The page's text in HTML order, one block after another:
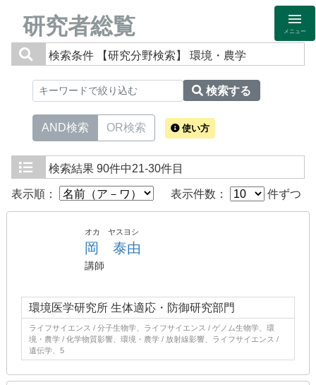
研究者総覧 メニュー
検索条件 【研究分野検索】 環境・農学
検索する
AND検索 OR検索 使い方
検索結果 90件中21-30件目
表示順： 表示件数： 件ずつ
オカ ヤスヨシ
岡 泰由
講師
環境医学研究所 生体適応・防御研究部門
ライフサイエンス / 分子生物学、ライフサイエンス / ゲノム生物学、環
境・農学 / 化学物質影響、環境・農学 / 放射線影響、ライフサイエンス /
遺伝学、5